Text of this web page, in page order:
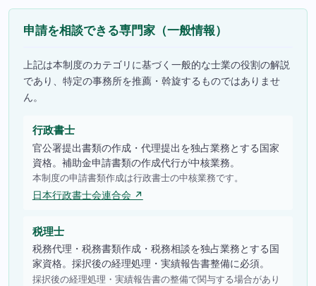
申請を相談できる専門家（一般情報）
上記は本制度のカテゴリに基づく一般的な士業の役割の解説
であり、特定の事務所を推薦・斡旋するものではありませ
ん。
行政書士
官公署提出書類の作成・代理提出を独占業務とする国家
資格。補助金申請書類の作成代行が中核業務。
本制度の申請書類作成は行政書士の中核業務です。
日本行政書士会連合会 ↗
税理士
税務代理・税務書類作成・税務相談を独占業務とする国
家資格。採択後の経理処理・実績報告書整備に必須。
採択後の経理処理・実績報告書の整備で関与する場合があり